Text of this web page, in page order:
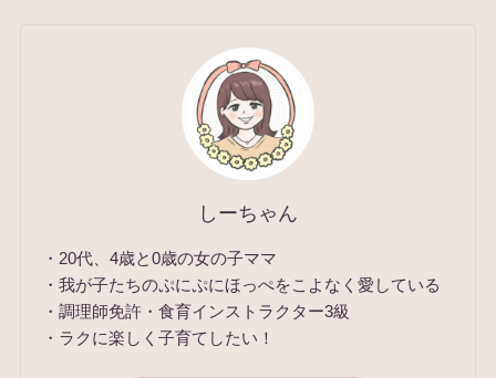
しーちゃん
・20代、4歳と0歳の女の子ママ
・我が子たちのぷにぷにほっぺをこよなく愛している
・調理師免許・食育インストラクター3級
・ラクに楽しく子育てしたい！